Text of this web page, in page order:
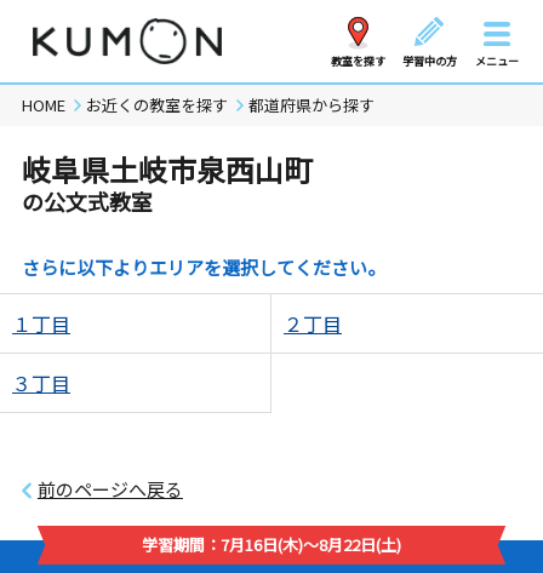
教室を探す 学習中の方 メニュー
HOME お近くの教室を探す 都道府県から探す
岐阜県土岐市泉西山町
の公文式教室
さらに以下よりエリアを選択してください。
１丁目 ２丁目
３丁目
前のページへ戻る
学習期間：7月16日(木)～8月22日(土)